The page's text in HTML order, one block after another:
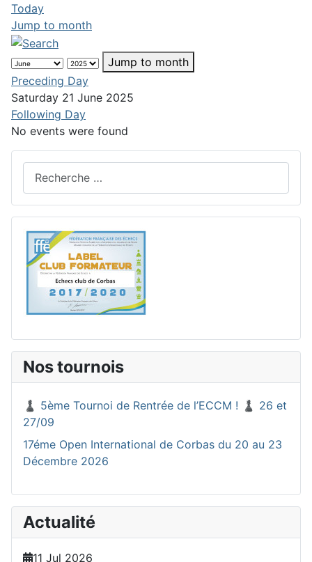
Today
Jump to month
Jump to month
Preceding Day
Saturday 21 June 2025
Following Day
No events were found
Nos tournois
♟️ 5ème Tournoi de Rentrée de l’ECCM ! ♟️ 26 et
27/09
17éme Open International de Corbas du 20 au 23
Décembre 2026
Actualité
11 Jul 2026